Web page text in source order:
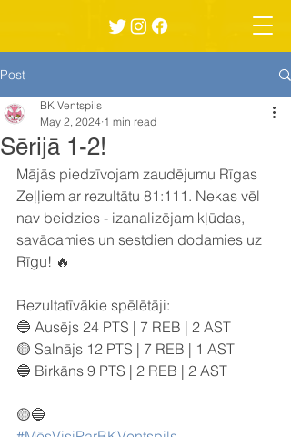
Post
Sērijā 1-2!
BK Ventspils
May 2, 2024 1 min read
Mājās piedzīvojam zaudējumu Rīgas
Zeļļiem ar rezultātu 81:111. Nekas vēl
nav beidzies - izanalizējam kļūdas,
savācamies un sestdien dodamies uz
Rīgu! 🔥
Rezultatīvākie spēlētāji:
🔵 Ausējs 24 PTS | 7 REB | 2 AST
🟡 Salnājs 12 PTS | 7 REB | 1 AST
🔵 Birkāns 9 PTS | 2 REB | 2 AST
🟡🔵